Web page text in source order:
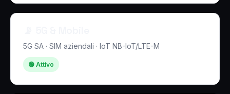
5G SA · SIM aziendali · IoT NB-IoT/LTE-M
🟢 Attivo